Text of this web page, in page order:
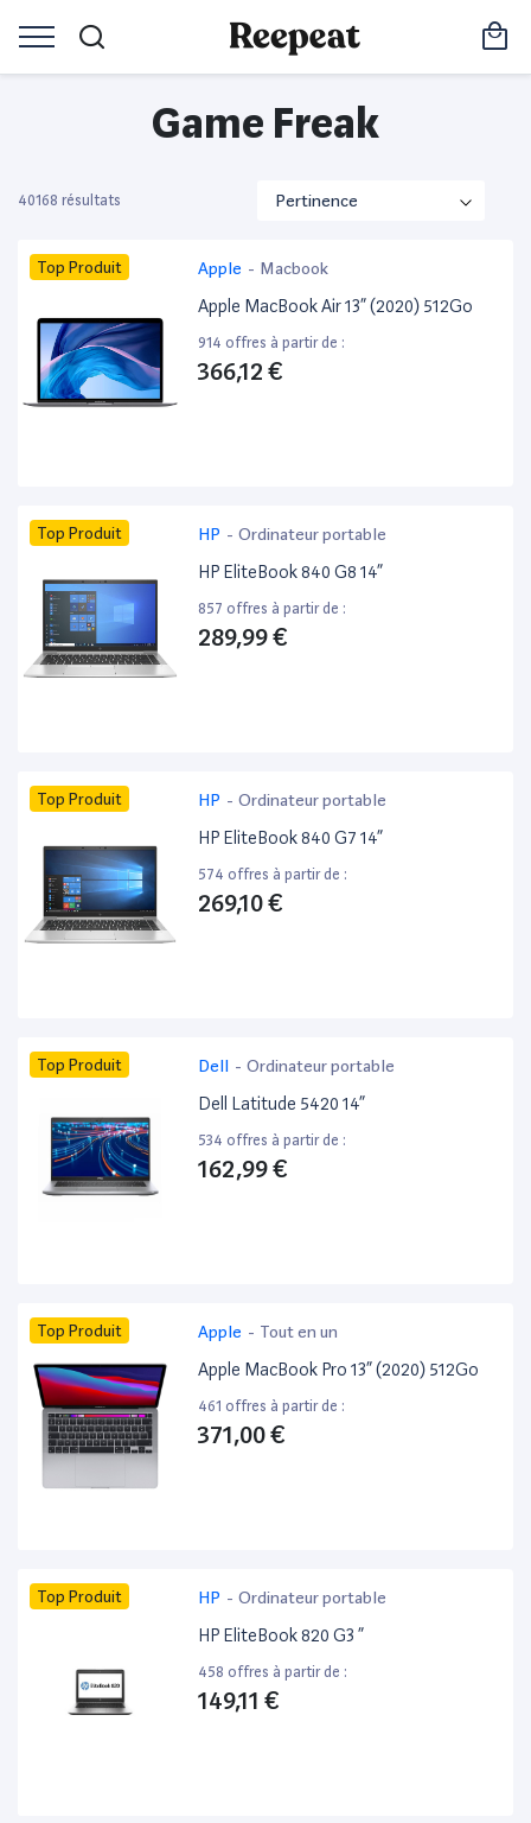
Game Freak
40168 résultats
Top Produit Apple - Macbook
Apple MacBook Air 13” (2020) 512Go
914 offres à partir de :
366,12 €
Top Produit HP - Ordinateur portable
HP EliteBook 840 G8 14”
857 offres à partir de :
289,99 €
Top Produit HP - Ordinateur portable
HP EliteBook 840 G7 14”
574 offres à partir de :
269,10 €
Top Produit Dell - Ordinateur portable
Dell Latitude 5420 14”
534 offres à partir de :
162,99 €
Top Produit Apple - Tout en un
Apple MacBook Pro 13” (2020) 512Go
461 offres à partir de :
371,00 €
Top Produit HP - Ordinateur portable
HP EliteBook 820 G3 ”
458 offres à partir de :
149,11 €